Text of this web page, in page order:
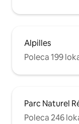
Alpilles
Poleca 199
Parc Naturel
Poleca 246